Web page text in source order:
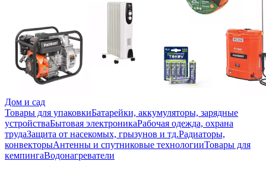
Дом и сад
Товары для упаковкиБатарейки, аккумуляторы, зарядные
устройстваБытовая электроникаРабочая одежда, охрана
трудаЗащита от насекомых, грызунов и тд.Радиаторы,
конвекторыАнтенны и спутниковые технологииТовары для
кемпингаВодонагреватели